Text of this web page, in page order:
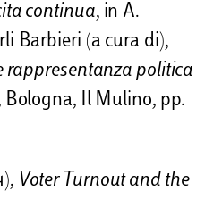
continua, in A.
Barbieri (a cura di),
rappresentanza politica
Bologna, Il Mulino, pp.
Voter Turnout and the